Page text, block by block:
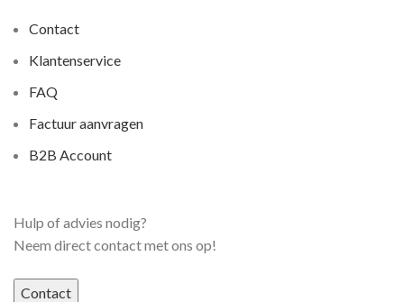
Contact
Klantenservice
FAQ
Factuur aanvragen
B2B Account
Hulp of advies nodig?
Neem direct contact met ons op!
Contact